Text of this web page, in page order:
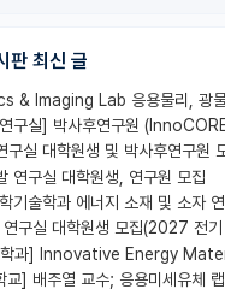
판 최신 글
구실 대학원생 및 박사후연구원
연구실 대학원생, 연구원 모집
구실 대학원생 모집(2027 전기